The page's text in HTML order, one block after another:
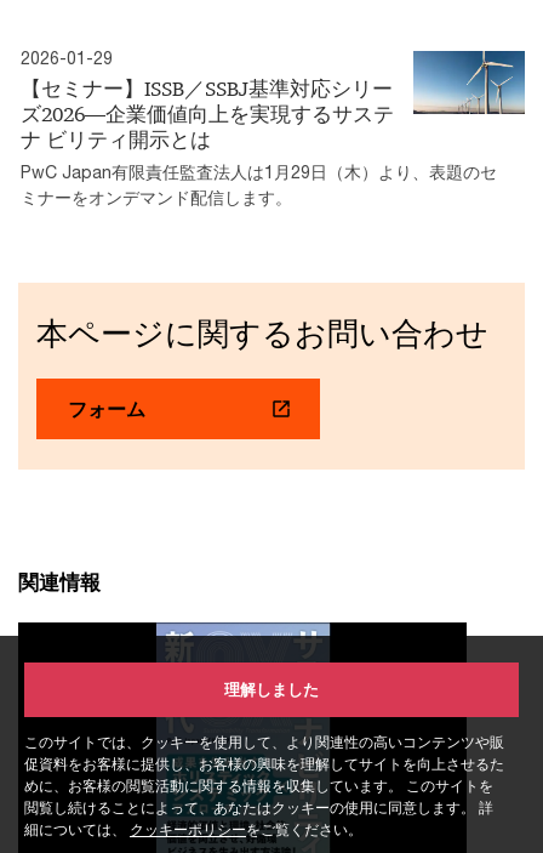
このサイトでは、クッキーを使用して、より関連性の高いコンテンツや販
促資料をお客様に提供し、お客様の興味を理解してサイトを向上させるた
めに、お客様の閲覧活動に関する情報を収集しています。 このサイトを
閲覧し続けることによって、あなたはクッキーの使用に同意します。 詳
細については、 クッキーポリシーをご覧ください。
理解しました
2026-01-29
【セミナー】ISSB／SSBJ基準対応シリー
ズ2026―企業価値向上を実現するサステ
ナ ビリティ開示とは
PwC Japan有限責任監査法人は1月29日（木）より、表題のセ
ミナーをオンデマンド配信します。
本ページに関するお問い合わせ
フォーム
関連情報